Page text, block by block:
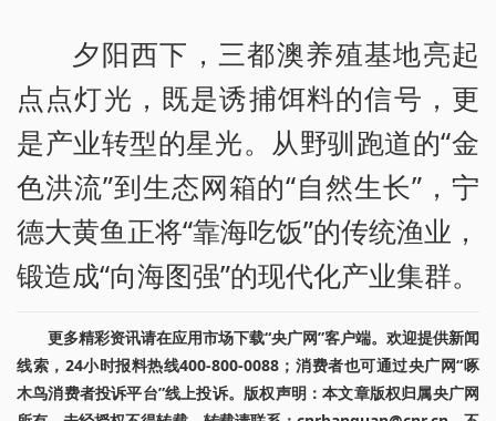
夕阳西下，三都澳养殖基地亮起
点点灯光，既是诱捕饵料的信号，更
是产业转型的星光。从野驯跑道的“金
色洪流”到生态网箱的“自然生长”，宁
德大黄鱼正将“靠海吃饭”的传统渔业，
锻造成“向海图强”的现代化产业集群。
更多精彩资讯请在应用市场下载“央广网”客户端。欢迎提供新闻
线索，24小时报料热线400-800-0088；消费者也可通过央广网“啄
木鸟消费者投诉平台”线上投诉。版权声明：本文章版权归属央广网